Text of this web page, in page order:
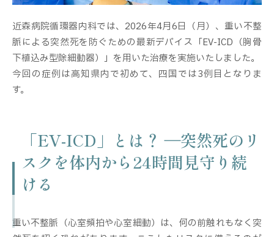
近森病院循環器内科では、2026年4月6日（月）、重い不整
脈による突然死を防ぐための最新デバイス「EV-ICD（胸骨
下植込み型除細動器）」を用いた治療を実施いたしました。
今回の症例は高知県内で初めて、四国では3例目となりま
す。
「EV-ICD」とは？ ―突然死のリ
スクを体内から24時間見守り続
ける
重い不整脈（心室頻拍や心室細動）は、何の前触れもなく突